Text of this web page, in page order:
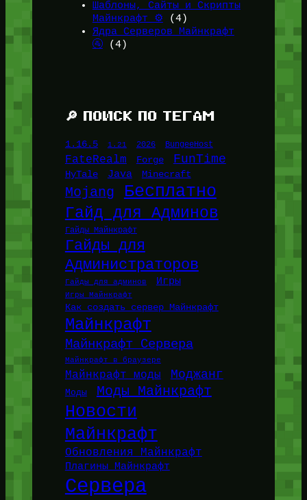
Шаблоны, Сайты и Скрипты
Майнкрафт ⚙️ (4)
Ядра Серверов Майнкрафт
🚰(4)
🔎 ПОИСК ПО ТЕГАМ
1.16.5 1.21 2026 BungeeHost
FateRealm Forge FunTime
HyTale Java Minecraft
Mojang Бесплатно
Гайд для Админов
Гайды Майнкрафт
Гайды для
Администраторов
Гайды для админов Игры
Игры Майнкрафт
Как создать сервер Майнкрафт
Майнкрафт
Майнкрафт Сервера
Майнкрафт в браузере
Майнкрафт моды Моджанг
Моды Моды Майнкрафт
Новости
Майнкрафт
Обновления Майнкрафт
Плагины Майнкрафт
Сервера